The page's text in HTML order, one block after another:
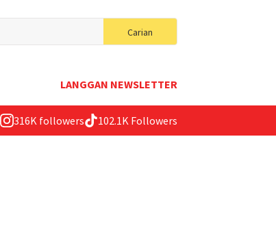
Carian
for:
LANGGAN NEWSLETTER
316K followers 102.1K Followers